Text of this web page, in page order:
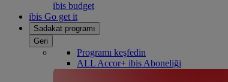
ibis budget
ibis Go get it
Sadakat programı
Geri
Programı keşfedin
ALL Accor+ ibis Aboneliği